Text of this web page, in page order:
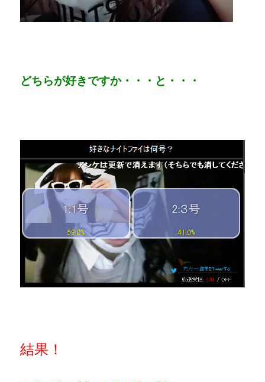
どちらが好きですか・・・と・・・
結果！